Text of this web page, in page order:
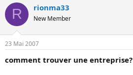
nR rionma33
New Member
23 Mai 2007
comment trouver une entreprise?